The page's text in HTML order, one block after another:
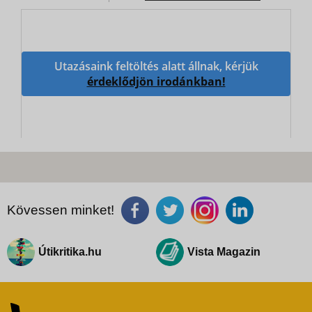
Utazásaink feltöltés alatt állnak, kérjük
érdeklődjön irodánkban!
Kövessen minket!
Útikritika.hu Vista Magazin